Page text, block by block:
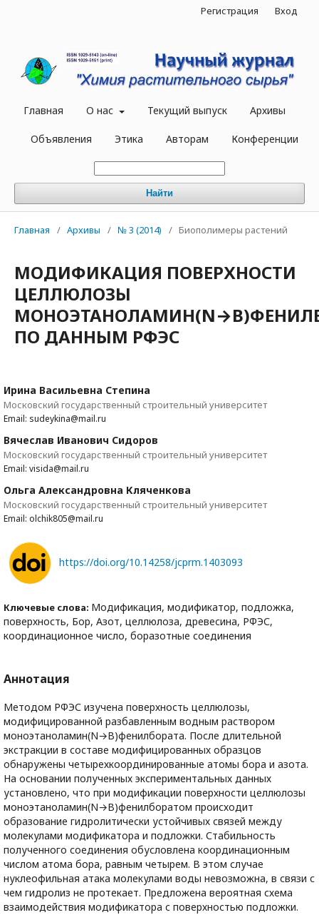
Главная О нас Текущий выпуск Архивы
Объявления Этика Авторам Конференции
Найти
Регистрация Вход
Главная / Архивы / № 3 (2014) / Биополимеры растений
МОДИФИКАЦИЯ ПОВЕРХНОСТИ
ЦЕЛЛЮЛОЗЫ
ПО ДАННЫМ РФЭС
Ирина Васильевна Степина
Московский государственный строительный университет
Email: sudeykina@mail.ru
Вячеслав Иванович Сидоров
Московский государственный строительный университет
Email: visida@mail.ru
Ольга Александровна Кляченкова
Московский государственный строительный университет
Email: olchik805@mail.ru
https://doi.org/10.14258/jcprm.1403093
Ключевые слова: Модификация, модификатор, подложка,
поверхность, Бор, Азот, целлюлоза, древесина, РФЭС,
координационное число, боразотные соединения
Аннотация
Методом РФЭС изучена поверхность целлюлозы,
модифицированной разбавленным водным раствором
моноэтаноламин(N→B)фенилбората. После длительной
экстракции в составе модифицированных образцов
обнаружены четырехкоординированные атомы бора и азота.
На основании полученных экспериментальных данных
установлено, что при модификации поверхности целлюлозы
моноэтаноламин(N→В)фенилборатом происходит
образование гидролитически устойчивых связей между
молекулами модификатора и подложки. Стабильность
полученного соединения обусловлена координационным
числом атома бора, равным четырем. В этом случае
нуклеофильная атака молекулами воды невозможна, в связи с
чем гидролиз не протекает. Предложена вероятная схема
взаимодействия модификатора с поверхностью подложки.